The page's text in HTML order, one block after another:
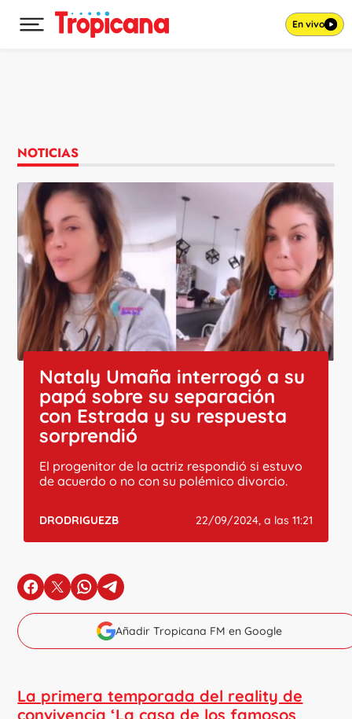
Desplegar menú principal En vivo
NOTICIAS
Nataly Umaña interrogó a su
papá sobre su separación
con Estrada y su respuesta
sorprendió
El progenitor de la actriz respondió si estuvo
de acuerdo o no con su polémico divorcio.
DRODRIGUEZB 22/09/2024, a las 11:21
en Facebook
en Xen Whatsapp
en Telegram
Añadir Tropicana FM en Google
La primera temporada del reality de
convivencia ‘La casa de los famosos